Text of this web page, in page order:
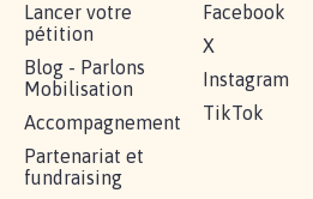
Lancer votre
pétition
Blog - Parlons
Mobilisation
Accompagnement
Partenariat et
fundraising
Facebook
X
Instagram
TikTok